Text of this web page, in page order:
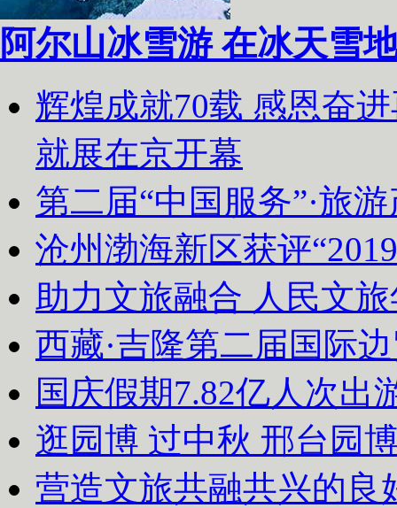
阿尔山冰雪游 在冰天雪
辉煌成就70载 感恩奋
就展在京开幕
第二届“中国服务”·旅
沧州渤海新区获评
助力文旅融合 人民文
西藏·吉隆第二届国际
国庆假期7.82亿人次出
逛园博 过中秋 邢台园
营造文旅共融共兴的良